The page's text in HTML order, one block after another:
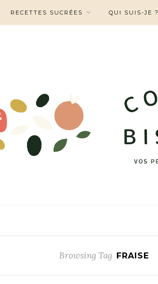
RECETTES SUCRÉES QUI SUIS-JE ?
Browsing Tag FRAISE